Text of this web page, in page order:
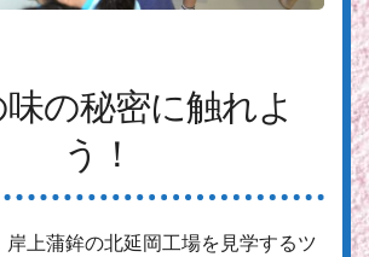
の秘密に触れよ
う！
上蒲鉾の北延岡工場を見学するツ